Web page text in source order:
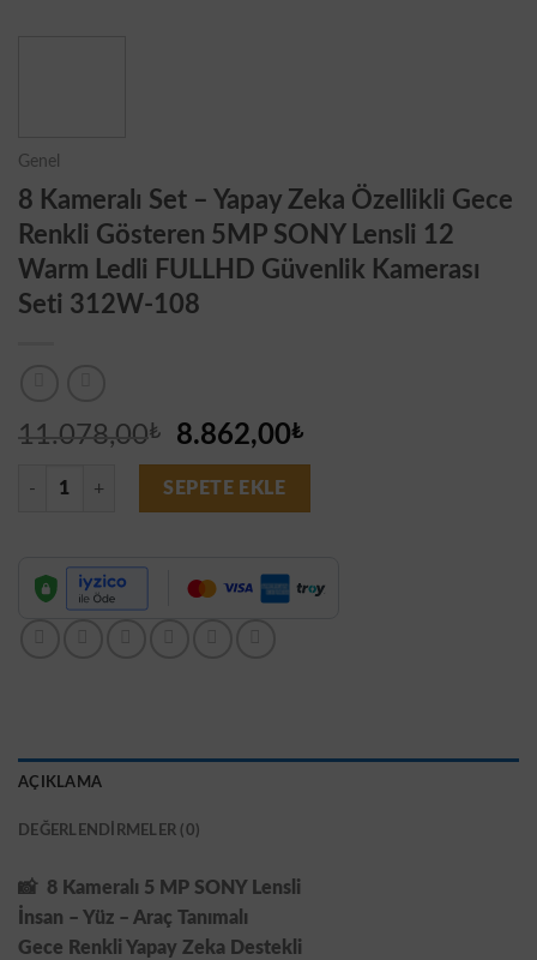
Genel
8 Kameralı Set – Yapay Zeka Özellikli Gece
Renkli Gösteren 5MP SONY Lensli 12
Warm Ledli FULLHD Güvenlik Kamerası
Seti 312W-108
11.078,00₺
Orijinal
fiyat:
11.078,00₺.
8.862,00₺Şu
andaki
8.862,00₺.
8 Kameralı Set - Yapay Zeka Özellikli Gece Renkli Gösteren 5MP
SEPETE EKLE
AÇIKLAMA
DEĞERLENDIRMELER (0)
📸 8 Kameralı 5 MP SONY Lensli
İnsan – Yüz – Araç Tanımalı
Gece Renkli Yapay Zeka Destekli